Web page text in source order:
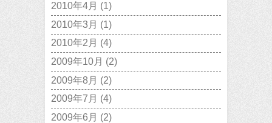
2010年4月 (1)
2010年3月 (1)
2010年2月 (4)
2009年10月 (2)
2009年8月 (2)
2009年7月 (4)
2009年6月 (2)